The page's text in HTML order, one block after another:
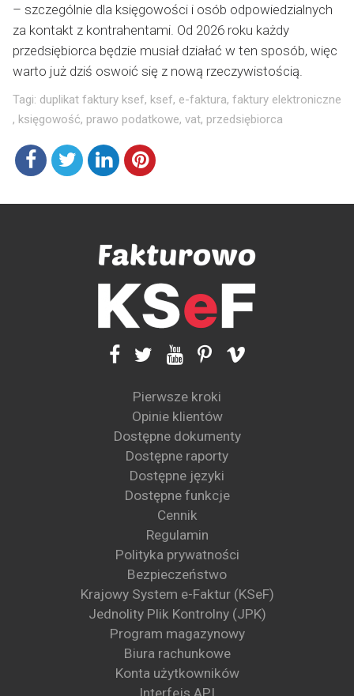
– szczególnie dla księgowości i osób odpowiedzialnych
za kontakt z kontrahentami. Od 2026 roku każdy
przedsiębiorca będzie musiał działać w ten sposób, więc
warto już dziś oswoić się z nową rzeczywistością.
Tagi: duplikat faktury ksef, ksef, e-faktura, faktury elektroniczne
, księgowość, prawo podatkowe, vat, przedsiębiorca
Pierwsze kroki
Opinie klientów
Dostępne dokumenty
Dostępne raporty
Dostępne języki
Dostępne funkcje
Cennik
Regulamin
Polityka prywatności
Bezpieczeństwo
Krajowy System e-Faktur (KSeF)
Jednolity Plik Kontrolny (JPK)
Program magazynowy
Biura rachunkowe
Konta użytkowników
Interfejs API